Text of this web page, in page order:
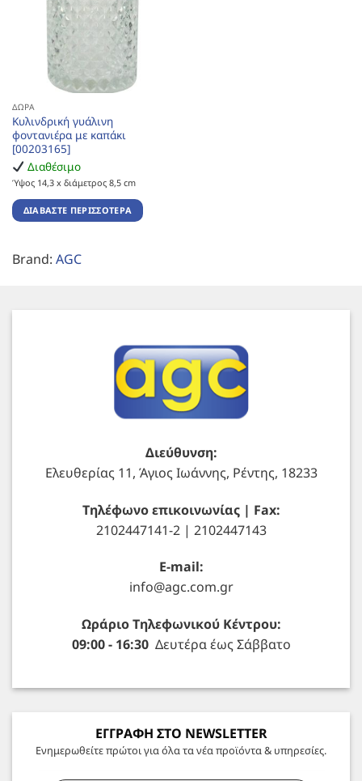
ΔΏΡΑ
Κυλινδρική γυάλινη
φοντανιέρα με καπάκι
[00203165]
Διαθέσιμο
Ύψος 14,3 x διάμετρος 8,5 cm
ΔΙΑΒΆΣΤΕ ΠΕΡΙΣΣΌΤΕΡΑ
Brand: AGC
Διεύθυνση:
Ελευθερίας 11, Άγιος Ιωάννης, Ρέντης, 18233
Τηλέφωνο επικοινωνίας | Fax:
2102447141-2 | 2102447143
E-mail:
info@agc.com.gr
Ωράριο Τηλεφωνικού Κέντρου:
09:00 - 16:30Δευτέρα έως Σάββατο
ΕΓΓΡΑΦΗ ΣΤΟ NEWSLETTER
Ενημερωθείτε πρώτοι για όλα τα νέα προϊόντα & υπηρεσίες.